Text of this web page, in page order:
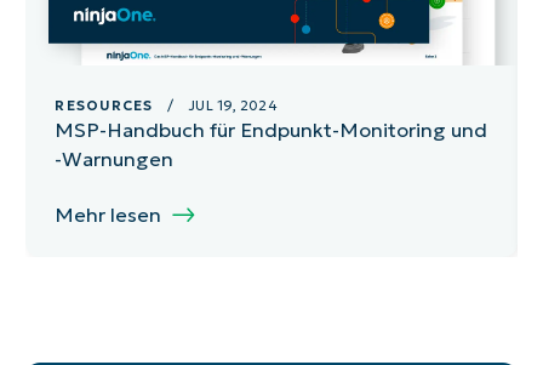
RESOURCES / JUL 19, 2024
MSP-Handbuch für Endpunkt-Monitoring und
-Warnungen
Mehr lesen